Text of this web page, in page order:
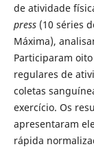
de atividade
press(10 séries
Máxima),
Participaram
regulares de
coletas
exercício. Os
apresentaram
rápida